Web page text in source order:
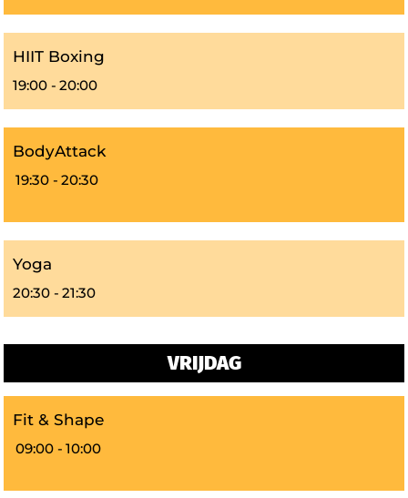
HIIT Boxing
19:00 - 20:00
BodyAttack
19:30 - 20:30
Yoga
20:30 - 21:30
VRIJDAG
Fit & Shape
09:00 - 10:00